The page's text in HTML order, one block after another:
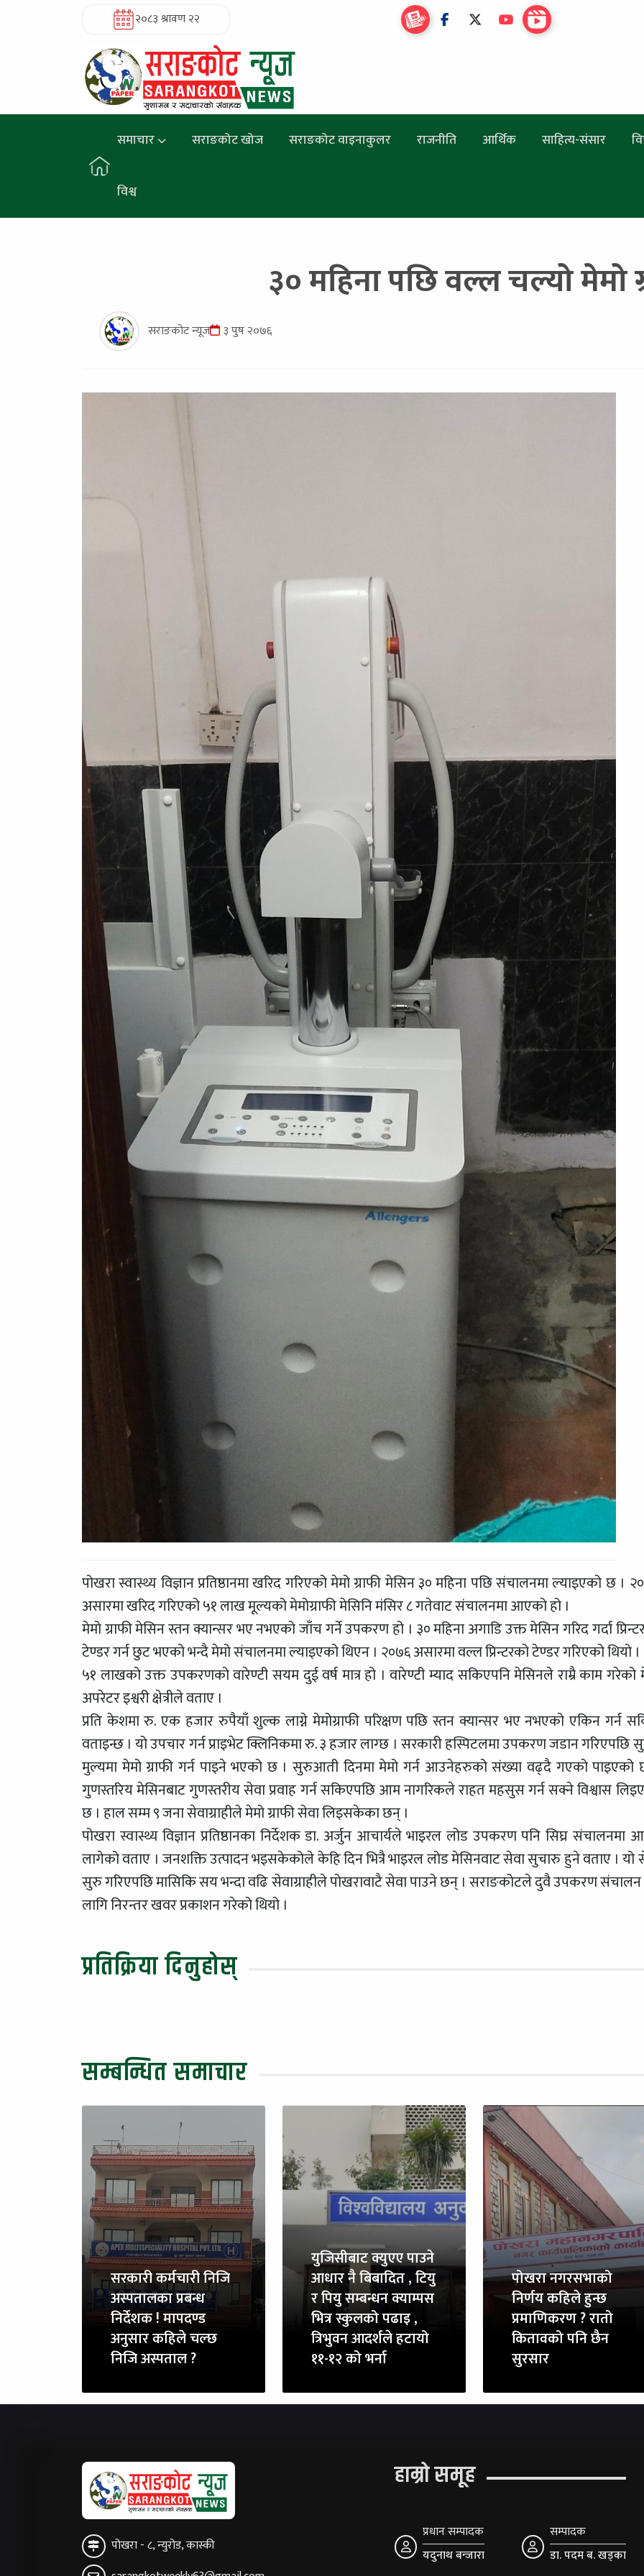
२०८३ श्रावण २२
समाचार सराङकोट खोज सराङकोट वाइनाकुलर राजनीति आर्थिक साहित्य-संसार
विश्व
३० महिना पछि वल्ल चल्यो मेमो
सराङकोट न्यूज ३ पुष २०७६
पोखरा स्वास्थ्य विज्ञान प्रतिष्ठानमा खरिद गरिएको मेमो ग्राफी मेसिन ३० महिना पछि संचालनमा ल्याइएको छ ।
असारमा खरिद गरिएको ५१ लाख मूल्यको मेमोग्राफी मेसिनि मंसिर ८ गतेवाट संचालनमा आएको हो ।
मेमो ग्राफी मेसिन स्तन क्यान्सर भए नभएको जाँच गर्ने उपकरण हो । ३० महिना अगाडि उक्त मेसिन गरिद गर्दा
टेण्डर गर्न छुट भएको भन्दै मेमो संचालनमा ल्याइएको थिएन । २०७६ असारमा वल्ल प्रिन्टरको टेण्डर गरिएको थियो ।
५१ लाखको उक्त उपकरणको वारेण्टी सयम दुई वर्ष मात्र हो । वारेण्टी म्याद सकिएपनि मेसिनले राम्रै काम गरेको
अपरेटर इश्वरी क्षेत्रीले वताए ।
प्रति केशमा रु. एक हजार रुपैयाँ शुल्क लाग्ने मेमोग्राफी परिक्षण पछि स्तन क्यान्सर भए नभएको एकिन गर्न
वताइन्छ । यो उपचार गर्न प्राइभेट क्लिनिकमा रु. ३ हजार लाग्छ । सरकारी हस्पिटलमा उपकरण जडान गरिएपछि
मुल्यमा मेमो ग्राफी गर्न पाइने भएको छ । सुरुआती दिनमा मेमो गर्न आउनेहरुको संख्या वढ्दै गएको पाइएको
गुणस्तरिय मेसिनबाट गुणस्तरीय सेवा प्रवाह गर्न सकिएपछि आम नागरिकले राहत महसुस गर्न सक्ने विश्वास
छ । हाल सम्म ९ जना सेवाग्राहीले मेमो ग्राफी सेवा लिइसकेका छन् ।
पोखरा स्वास्थ्य विज्ञान प्रतिष्ठानका निर्देशक डा. अर्जुन आचार्यले भाइरल लोड उपकरण पनि सिघ्र संचालनमा
लागेको वताए । जनशक्ति उत्पादन भइसकेकोले केहि दिन भित्रै भाइरल लोड मेसिनवाट सेवा सुचारु हुने वताए । यो
सुरु गरिएपछि मासिकि सय भन्दा वढि सेवाग्राहीले पोखरावाटै सेवा पाउने छन् । सराङकोटले दुवै उपकरण
लागि निरन्तर खवर प्रकाशन गरेको थियो ।
प्रतिक्रिया दिनुहोस्
सम्बन्धित समाचार
सरकारी कर्मचारी निजि
अस्पतालका प्रबन्ध
निर्देशक ! मापदण्ड
अनुसार कहिले चल्छ
निजि अस्पताल ?
युजिसीबाट क्युएए पाउने
आधार नै बिबादित , टियु
र पियु सम्बन्धन क्याम्पस
भित्र स्कुलको पढाइ ,
त्रिभुवन आदर्शले हटायो
११-१२ को भर्ना
पोखरा नगरसभाको
निर्णय कहिले हुन्छ
प्रमाणिकरण ? रातो
कितावको पनि छैन
सुरसार
पोखरा - ८, न्युरोड, कास्की
हाम्रो समूह
प्रधान सम्पादक
यदुनाथ बन्जारा
सम्पादक
डा. पदम ब. खड्का